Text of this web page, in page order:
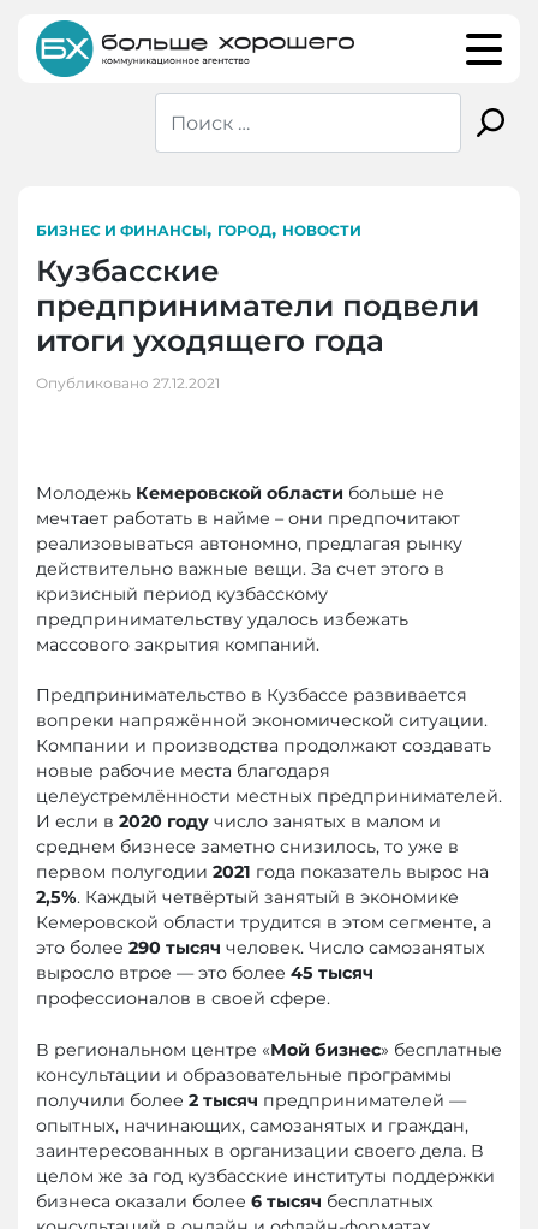
content
БИЗНЕС И ФИНАНСЫ, ГОРОД, НОВОСТИ
Кузбасские
предприниматели подвели
итоги уходящего года
Опубликовано 27.12.2021
Молодежь Кемеровской области больше не
мечтает работать в найме – они предпочитают
реализовываться автономно, предлагая рынку
действительно важные вещи. За счет этого в
кризисный период кузбасскому
предпринимательству удалось избежать
массового закрытия компаний.
Предпринимательство в Кузбассе развивается
вопреки напряжённой экономической ситуации.
Компании и производства продолжают создавать
новые рабочие места благодаря
целеустремлённости местных предпринимателей.
И если в 2020 году число занятых в малом и
среднем бизнесе заметно снизилось, то уже в
первом полугодии 2021 года показатель вырос на
2,5%. Каждый четвёртый занятый в экономике
Кемеровской области трудится в этом сегменте, а
это более 290 тысяч человек. Число самозанятых
выросло втрое — это более 45 тысяч
профессионалов в своей сфере.
В региональном центре «Мой бизнес» бесплатные
консультации и образовательные программы
получили более 2 тысяч предпринимателей —
опытных, начинающих, самозанятых и граждан,
заинтересованных в организации своего дела. В
целом же за год кузбасские институты поддержки
бизнеса оказали более 6 тысяч бесплатных